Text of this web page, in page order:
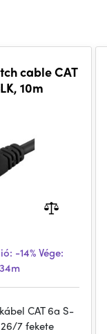
cable CAT
10m
-14%Vége:
CAT 6a S-
26/7 fekete